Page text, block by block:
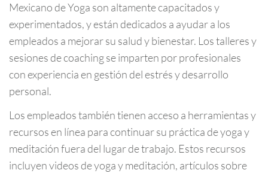
Mexicano de Yoga son altamente capacitados y
experimentados, y están dedicados a ayudar a los
empleados a mejorar su salud y bienestar. Los talleres y
sesiones de coaching se imparten por profesionales
con experiencia en gestión del estrés y desarrollo
personal.
Los empleados también tienen acceso a herramientas y
recursos en línea para continuar su práctica de yoga y
meditación fuera del lugar de trabajo. Estos recursos
incluyen videos de yoga y meditación, artículos sobre